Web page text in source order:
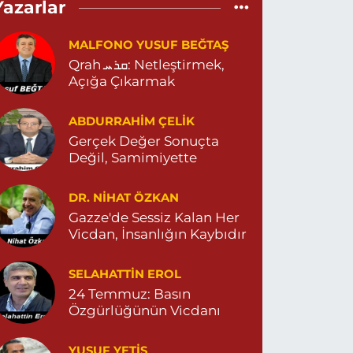
MAHALLE 655 SOKAK NO:35 D MİGROS
MEHMET SİNCAR PARKI YANI ZERGAN
HEKİMLİĞİ KARŞISI 04823121313
0 (482) 312 13 13 Yol Tarifi Al
Tema Eczanesi
MAHALLESİ NUSAYBİN CADDE NO:1 E
CD. ÖZEL İPEKYOLU HASTANESİ YANI
0 (482) 312 29 20
Menal Eczanesi
EYYUBİ MAHALLE LOZAN CADDE
0 (482) 415 15 01
Demhat Eczanesi
MAHALLE MARDİN-DİYARBAKIR CADDE
MALFONO YUSUF BEĞTAŞ
Qrah ܩܪܚ: Netleştirmek,
Açığa Çıkarmak
ABDURRAHIM ÇELİK
Gerçek Değer Sonuçta
Değil, Samimiyette
DR. NIHAT ÖZKAN
Gazze'de Sessiz Kalan Her
Vicdan, İnsanlığın Kaybıdır
SELAHATTIN EROL
24 Temmuz: Basın
Özgürlüğünün Vicdanı